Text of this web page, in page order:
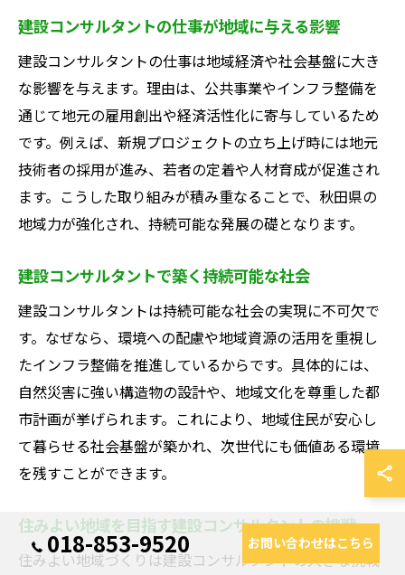
建設コンサルタントの仕事が地域に与える影響
建設コンサルタントの仕事は地域経済や社会基盤に大き
な影響を与えます。理由は、公共事業やインフラ整備を
通じて地元の雇用創出や経済活性化に寄与しているため
です。例えば、新規プロジェクトの立ち上げ時には地元
技術者の採用が進み、若者の定着や人材育成が促進され
ます。こうした取り組みが積み重なることで、秋田県の
地域力が強化され、持続可能な発展の礎となります。
建設コンサルタントで築く持続可能な社会
建設コンサルタントは持続可能な社会の実現に不可欠で
す。なぜなら、環境への配慮や地域資源の活用を重視し
たインフラ整備を推進しているからです。具体的には、
自然災害に強い構造物の設計や、地域文化を尊重した都
市計画が挙げられます。これにより、地域住民が安心し
て暮らせる社会基盤が築かれ、次世代にも価値ある環境
を残すことができます。
住みよい地域を目指す建設コンサルタントの挑戦
住みよい地域づくりは建設コンサルタントの大きな挑戦
018-853-9520 お問い合わせはこちら